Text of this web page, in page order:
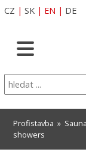
CZ | SK | EN | DE
Profistavba »
showers